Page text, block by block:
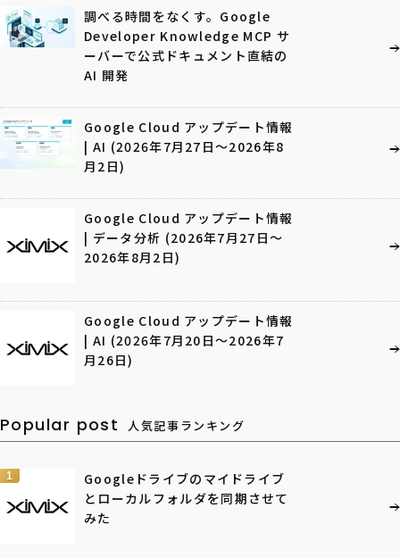
調べる時間をなくす。Google
Developer Knowledge MCP サ
ーバーで公式ドキュメント直結の
AI 開発
Google Cloud アップデート情報
| AI (2026年7月27日〜2026年8
月2日)
Google Cloud アップデート情報
| データ分析 (2026年7月27日〜
2026年8月2日)
Google Cloud アップデート情報
| AI (2026年7月20日〜2026年7
月26日)
Popular post 人気記事ランキング
1
Googleドライブのマイドライブ
とローカルフォルダを同期させて
みた